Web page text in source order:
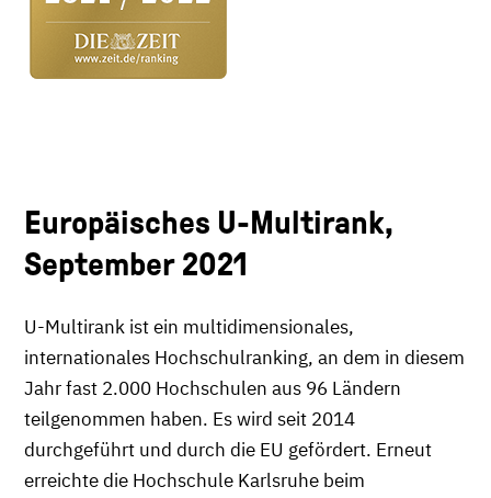
Europäisches U-Multirank,
September 2021
U-Multirank ist ein multidimensionales,
internationales Hochschulranking, an dem in diesem
Jahr fast 2.000 Hochschulen aus 96 Ländern
teilgenommen haben. Es wird seit 2014
durchgeführt und durch die EU gefördert. Erneut
erreichte die Hochschule Karlsruhe beim